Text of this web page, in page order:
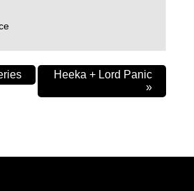
Heeka + Lord Panic
»